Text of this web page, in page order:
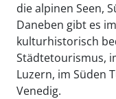
die alpinen Seen,
Daneben gibt es
kulturhistorisch
Städtetourismus,
Luzern, im Süden
Venedig.